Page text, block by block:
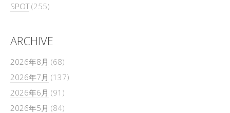
SPOT(255)
ARCHIVE
2026年8月 (68)
2026年7月 (137)
2026年6月 (91)
2026年5月 (84)